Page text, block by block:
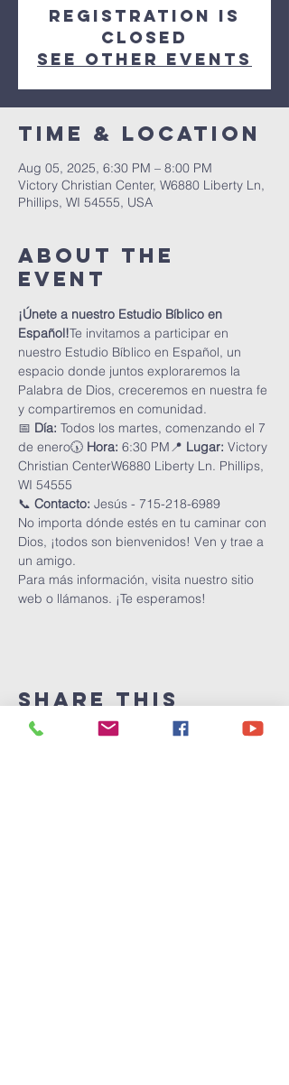
Registration is
closed
See other events
Time & Location
Aug 05, 2025, 6:30 PM – 8:00 PM
Victory Christian Center, W6880 Liberty Ln,
Phillips, WI 54555, USA
About The
Event
¡Únete a nuestro Estudio Bíblico en
Español!Te invitamos a participar en
nuestro Estudio Bíblico en Español, un
espacio donde juntos exploraremos la
Palabra de Dios, creceremos en nuestra fe
y compartiremos en comunidad.
📅 Día: Todos los martes, comenzando el 7
de enero🕠 Hora: 6:30 PM📍 Lugar: Victory
Christian CenterW6880 Liberty Ln. Phillips,
WI 54555
📞 Contacto: Jesús - 715-218-6989
No importa dónde estés en tu caminar con
Dios, ¡todos son bienvenidos! Ven y trae a
un amigo.
Para más información, visita nuestro sitio
web o llámanos. ¡Te esperamos!
Share This
Event